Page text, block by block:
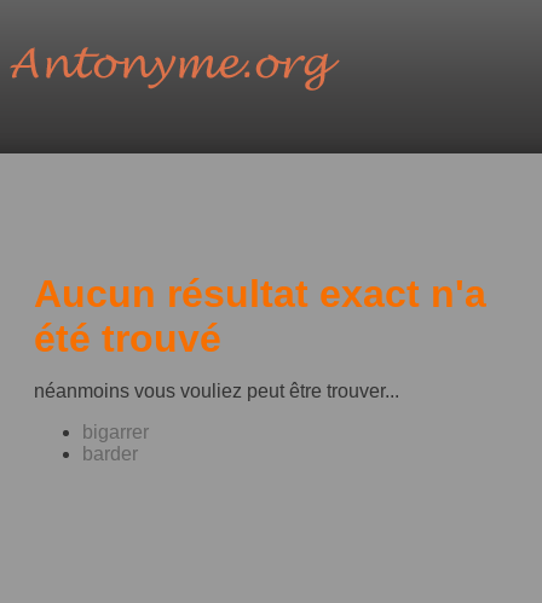
Aucun résultat exact n'a
été trouvé
néanmoins vous vouliez peut être trouver...
bigarrer
barder